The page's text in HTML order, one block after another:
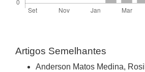
Artigos Semelhantes
Anderson Matos Medina,